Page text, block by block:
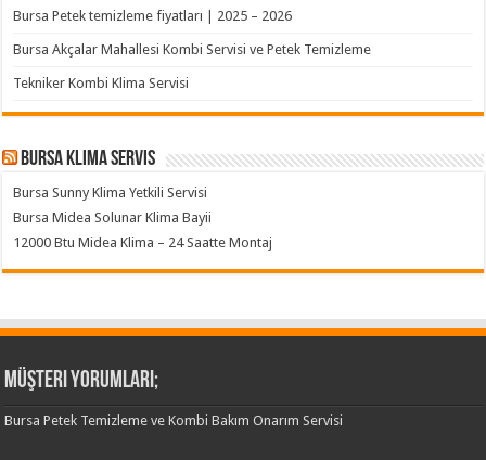
Bursa Petek temizleme fiyatları | 2025 – 2026
Bursa Akçalar Mahallesi Kombi Servisi ve Petek Temizleme
Tekniker Kombi Klima Servisi
Bursa klima servis
Bursa Sunny Klima Yetkili Servisi
Bursa Midea Solunar Klima Bayii
12000 Btu Midea Klima – 24 Saatte Montaj
Müşteri Yorumları;
Bursa Petek Temizleme ve Kombi Bakım Onarım Servisi